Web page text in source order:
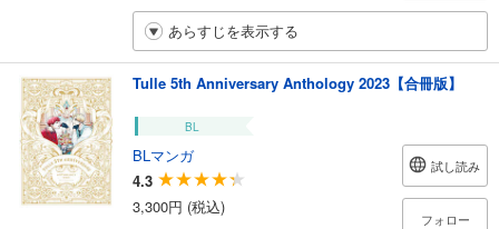
あらすじを表示する
Tulle 5th Anniversary Anthology 2023【合冊版】
BL
BLマンガ
4.3
3,300円 (税込)
試し読み
フォロー